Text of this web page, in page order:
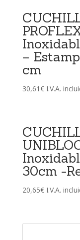
–
cm
30,61€ I.V.A.
30cm -
20,65€ I.V.A.